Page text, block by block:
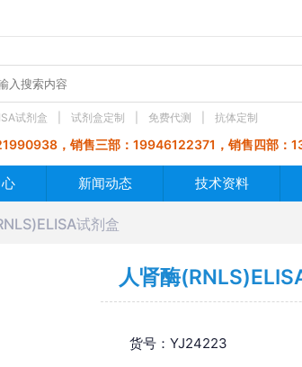
试剂盒 试剂盒定制 免费代测 抗体定制
，销售三部：19946122371，销售四部
新闻动态 技术资料
试剂盒
人肾酶
货号：YJ24223